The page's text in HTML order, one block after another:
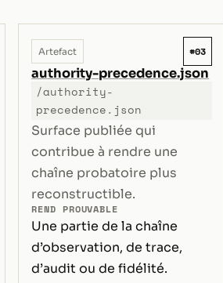
Artefact #03
authority-precedence.json
/authority-
precedence.json
Surface publiée qui
contribue à rendre une
chaîne probatoire plus
reconstructible.
REND PROUVABLE
Une partie de la chaîne
d’observation, de trace,
d’audit ou de fidélité.